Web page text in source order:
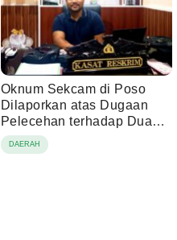
Oknum Sekcam di Poso
Dilaporkan atas Dugaan
Pelecehan terhadap Dua
Anak di Bawah Umur
DAERAH